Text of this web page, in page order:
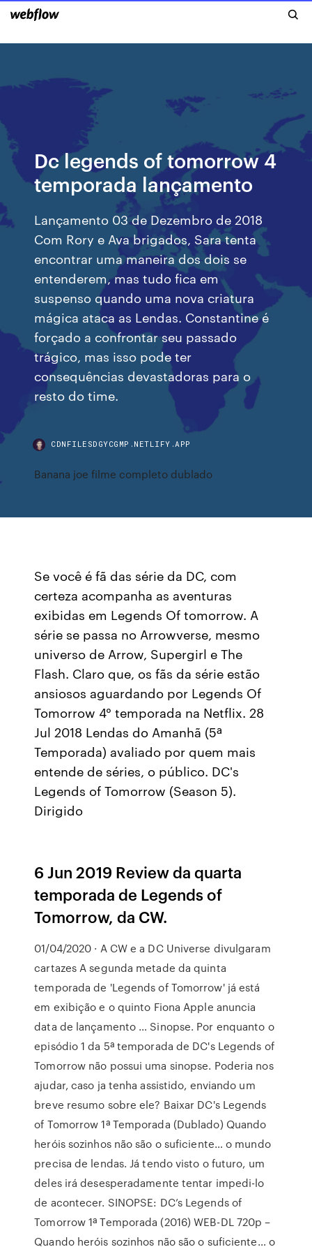
Dc legends of tomorrow 4
temporada lançamento
Lançamento 03 de Dezembro de 2018
Com Rory e Ava brigados, Sara tenta
encontrar uma maneira dos dois se
entenderem, mas tudo fica em
suspenso quando uma nova criatura
mágica ataca as Lendas. Constantine é
forçado a confrontar seu passado
trágico, mas isso pode ter
consequências devastadoras para o
resto do time.
CDNFILESDGYCGMP.NETLIFY.APP
Banana joe filme completo dublado
Se você é fã das série da DC, com
certeza acompanha as aventuras
exibidas em Legends Of tomorrow. A
série se passa no Arrowverse, mesmo
universo de Arrow, Supergirl e The
Flash. Claro que, os fãs da série estão
ansiosos aguardando por Legends Of
Tomorrow 4° temporada na Netflix. 28
Jul 2018 Lendas do Amanhã (5ª
Temporada) avaliado por quem mais
entende de séries, o público. DC's
Legends of Tomorrow (Season 5).
Dirigido
6 Jun 2019 Review da quarta
temporada de Legends of
Tomorrow, da CW.
01/04/2020 · A CW e a DC Universe divulgaram
cartazes A segunda metade da quinta
temporada de 'Legends of Tomorrow' já está
em exibição e o quinto Fiona Apple anuncia
data de lançamento … Sinopse. Por enquanto o
episódio 1 da 5ª temporada de DC's Legends of
Tomorrow não possui uma sinopse. Poderia nos
ajudar, caso ja tenha assistido, enviando um
breve resumo sobre ele? Baixar DC's Legends
of Tomorrow 1ª Temporada (Dublado) Quando
heróis sozinhos não são o suficiente… o mundo
precisa de lendas. Já tendo visto o futuro, um
deles irá desesperadamente tentar impedi-lo
de acontecer. SINOPSE: DC’s Legends of
Tomorrow 1ª Temporada (2016) WEB-DL 720p –
Quando heróis sozinhos não são o suficiente… o